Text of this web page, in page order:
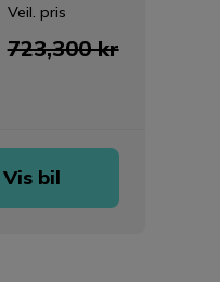
Veil. pris
723,300 kr
Vis bil